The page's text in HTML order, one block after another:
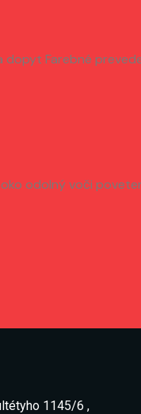
dopyt Farebné
odolný voči
1145/6 ,